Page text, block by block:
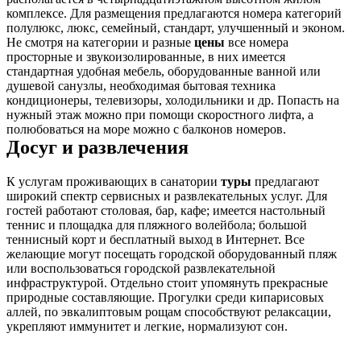
комплексе. Для размещения предлагаются номера категорий
полулюкс, люкс, семейный, стандарт, улучшенный и эконом.
Не смотря на категории и разные цены все номера
просторные и звукоизолированные, в них имеется
стандартная удобная мебель, оборудованные ванной или
душевой санузлы, необходимая бытовая техника
кондиционеры, телевизоры, холодильники и др. Попасть на
нужный этаж можно при помощи скоростного лифта, а
полюбоваться на море можно с балконов номеров.
Досуг и развлечения
К услугам проживающих в санатории туры предлагают
широкий спектр сервисных и развлекательных услуг. Для
гостей работают столовая, бар, кафе; имеется настольный
теннис и площадка для пляжного волейбола; большой
теннисный корт и бесплатный выход в Интернет. Все
желающие могут посещать городской оборудованный пляж
или воспользоваться городской развлекательной
инфраструктурой. Отдельно стоит упомянуть прекрасные
природные составляющие. Прогулки среди кипарисовых
аллей, по эвкалиптовым рощам способствуют релаксации,
укрепляют иммунитет и легкие, нормализуют сон.